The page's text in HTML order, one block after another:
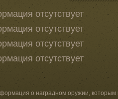
отсутствует
отсутствует
отсутствует
отсутствует
о наградном оружии,